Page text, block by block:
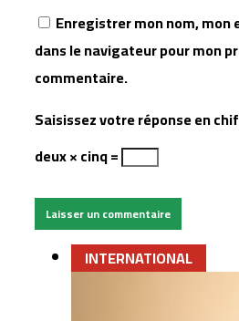
Enregistrer mon nom,
dans le navigateur pour mon
commentaire.
Saisissez votre réponse en
deux × cinq =
INTERNATIONAL